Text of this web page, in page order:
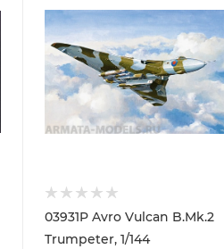
03931P Avro Vulcan B.Mk.2
Trumpeter, 1/144